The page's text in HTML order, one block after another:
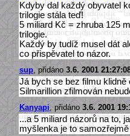
Kdyby dal každý obyvatel
trilogie stála teď!
5 miliard Kč = zhruba 125
trilogie.
Každý by tudíž musel dát
co přispěvatel to názor.
sup, přidáno 3.6. 2001
Já bych se bez filmu
Silmarillion zfilmován
Kanyapi, přidáno 3.6. 2001
...a 5 miliard názorů na to,
myšlenka je to